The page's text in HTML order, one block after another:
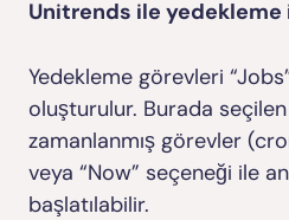
Unitrends ile yedekleme
Yedekleme görevleri
oluşturulur. Burada
zamanlanmış görevler
veya “Now” seçeneği ile
başlatılabilir.